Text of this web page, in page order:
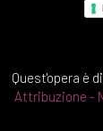
Quest'opera è
Attribuzione -